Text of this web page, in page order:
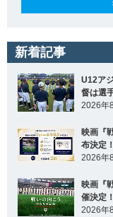
新着記事
U12ア
督は選
2026年
映画『
布決定！
2026年
映画『
催決定！
2026年